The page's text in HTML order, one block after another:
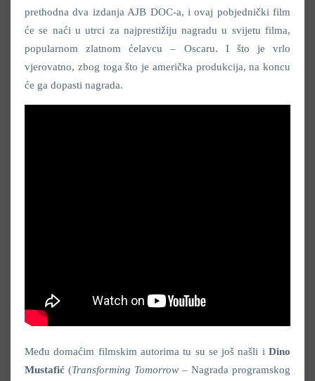
prethodna dva izdanja AJB DOC-a, i ovaj pobjednički film
će se naći u utrci za najprestižiju nagradu u svijetu filma,
popularnom zlatnom ćelavcu – Oscaru. I što je vrlo
vjerovatno, zbog toga što je američka produkcija, na koncu
će ga dopasti nagrada.
Među domaćim filmskim autorima tu su se još našli i Dino
Mustafić (Transforming Tomorrow – Nagrada programskog